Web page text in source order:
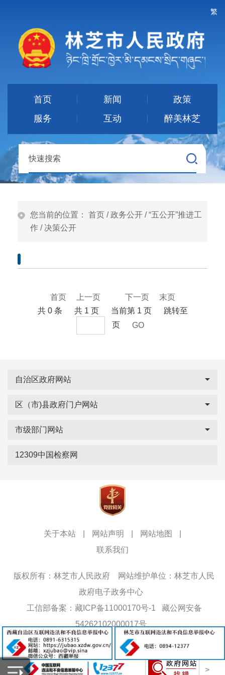
繁
首页 新闻
政策
服务
互动 醉美林芝
您当前的位置： 首页 /政务公开 /“五公开”推进工
作 / 决策公开
首页 上一页 下一页
末页
共 0 条
共 1 页 当前第 1 页
跳转至
页
GO
自治区政府网站
区（市)县政府门户网站
市级部门网站
12309中国检察网
关于本站 网站声明 网站地图
联系我们
版权所有：林芝市人民政府
网站维护单位：林芝市人民
政府电子政务中心
工信部备案：藏ICP备11000170号-1
藏公网安备
54262102000017号
网站标识码：5426000013
>